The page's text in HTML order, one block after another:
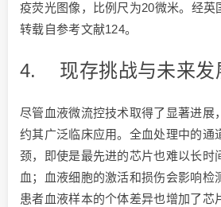
疫荧光图像，比例尺为20微米。经英
转载自参考文献124。
4. 现存挑战与未来发
尽管血液微流控技术取得了显著进展
约其广泛临床应用。全血处理中的通
颈，即使是最先进的芯片也难以长时
血；血液细胞的激活和损伤会影响检
患者血液样本的个体差异也增加了芯